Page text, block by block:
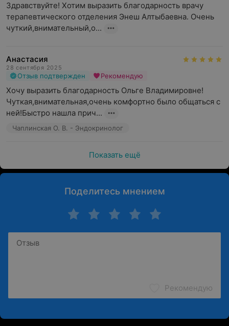
Здравствуйте! Хотим выразить благодарность врачу
терапевтического отделения Энеш Алтыбаевна. Очень
чуткий,внимательный,о...
Анастасия
28 сентября 2025
Отзыв подтвержден Рекомендую
Хочу выразить благодарность Ольге Владимировне!
Чуткая,внимательная,очень комфортно было общаться с
ней!Быстро нашла прич...
Чаплинская О. В. - Эндокринолог
Показать ещё
Поделитесь мнением
Рекомендую